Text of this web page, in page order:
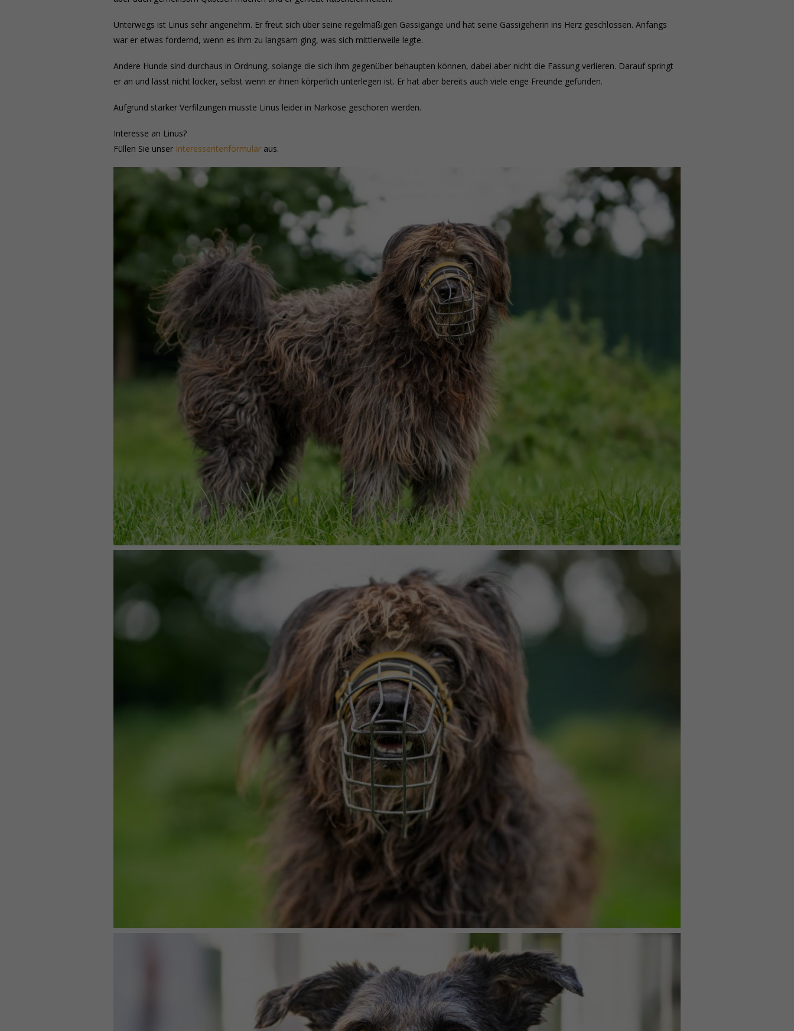
Unterwegs ist Linus sehr angenehm. Er freut sich über seine regelmäßigen Gassigänge und hat seine Gassigeherin ins Herz geschlossen. Anfangs
war er etwas fordernd, wenn es ihm zu langsam ging, was sich mittlerweile legte.
Andere Hunde sind durchaus in Ordnung, solange die sich ihm gegenüber behaupten können, dabei aber nicht die Fassung verlieren. Darauf springt
er an und lässt nicht locker, selbst wenn er ihnen körperlich unterlegen ist. Er hat aber bereits auch viele enge Freunde gefunden.
Aufgrund starker Verfilzungen musste Linus leider in Narkose geschoren werden.
Interesse an Linus?
Füllen Sie unser Interessentenformular aus.